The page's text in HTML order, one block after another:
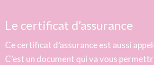
Le certificat d’assurance
Ce certificat d’assurance est aussi
C’est un document qui va vous